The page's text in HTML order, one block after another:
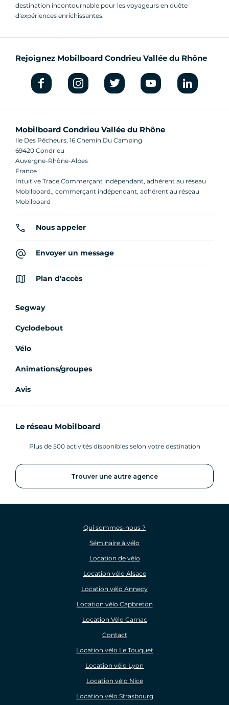
destination incontournable pour les voyageurs en quête
d'expériences enrichissantes.
Rejoignez Mobilboard Condrieu Vallée du Rhône
Mobilboard Condrieu Vallée du Rhône
Ile Des Pêcheurs, 16 Chemin Du Camping
69420 Condrieu
Auvergne-Rhône-Alpes
France
Intuitive Trace Commerçant indépendant, adhérent au réseau
Mobilboard., commerçant indépendant, adhérent au réseau
Mobilboard
Nous appeler
Envoyer un message
Plan d'accès
Segway
Cyclodebout
Vélo
Animations/groupes
Avis
Le réseau Mobilboard
Plus de 500 activités disponibles selon votre destination
Trouver une autre agence
Qui sommes-nous ?
Séminaire à vélo
Location de vélo
Location vélo Alsace
Location vélo Annecy
Location vélo Capbreton
Location Vélo Carnac
Contact
Location vélo Le Touquet
Location vélo Lyon
Location vélo Nice
Location vélo Strasbourg